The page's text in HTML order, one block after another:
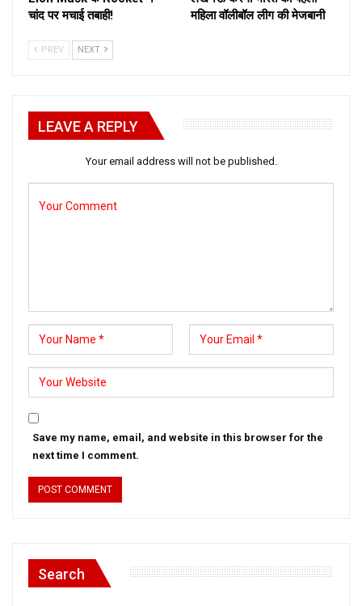
चांद पर मचाई तबाही!
महिला वॉलीबॉल लीग की मेजबानी
PREV NEXT
LEAVE A REPLY
Your email address will not be published.
Save my name, email, and website in this browser for the
next time I comment.
Search